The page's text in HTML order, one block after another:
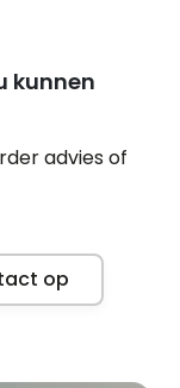
kunnen
advies of
op